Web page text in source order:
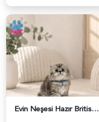
Evin Neşesi Hazır British Longhair Tabby - 4693